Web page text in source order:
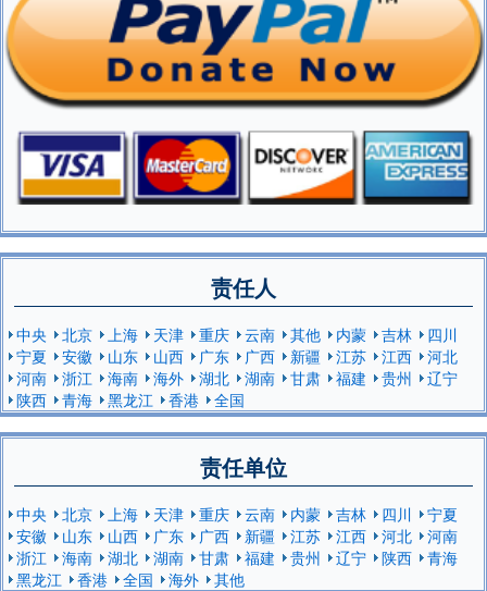
责任人
中央 北京 上海 天津 重庆 云南 其他 内蒙 吉林
四川
宁夏
安徽 山东 山西 广东 广西 新疆 江苏 江西
河北
河南
浙江 海南 海外 湖北 湖南 甘肃 福建 贵州
辽宁
陕西
青海 黑龙江 香港 全国
责任单位
中央 北京 上海 天津 重庆 云南 内蒙 吉林 四川
宁夏
安徽
山东 山西 广东 广西 新疆 江苏 江西 河北
河南
浙江
海南 湖北 湖南 甘肃 福建 贵州 辽宁 陕西
青海
黑龙江
香港 全国 海外 其他